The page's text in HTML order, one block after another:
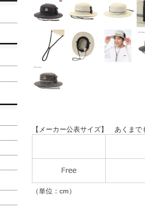
【メーカー公表サイズ】 あくまで
（単位：cm）